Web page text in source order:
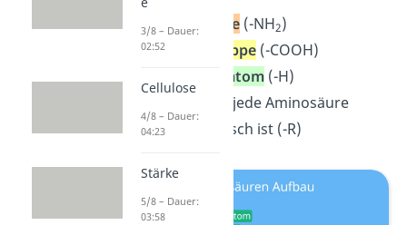
Aminogruppe(-NH2)
Carboxylgruppe(-COOH)
Wasserstoffatom(-H)
, der für jede Aminosäure
charakteristisch ist (-R)
3/8 – Dauer:
02:52
Cellulose
4/8 – Dauer:
04:23
Stärke
5/8 – Dauer:
03:58